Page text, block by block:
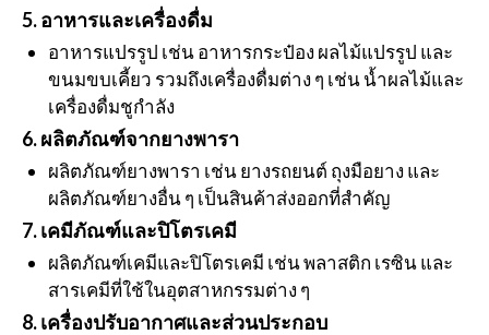
5. อาหารและเครื่องดื่ม
อาหารแปรรูป เช่น อาหารกระป๋อง ผลไม้แปรรูป และ
ขนมขบเคี้ยว รวมถึงเครื่องดื่มต่าง ๆ เช่น น้ำผลไม้และ
เครื่องดื่มชูกำลัง
6. ผลิตภัณฑ์จากยางพารา
ผลิตภัณฑ์ยางพารา เช่น ยางรถยนต์ ถุงมือยาง และ
ผลิตภัณฑ์ยางอื่น ๆ เป็นสินค้าส่งออกที่สำคัญ
7. เคมีภัณฑ์และปิโตรเคมี
ผลิตภัณฑ์เคมีและปิโตรเคมี เช่น พลาสติก เรซิน และ
สารเคมีที่ใช้ในอุตสาหกรรมต่าง ๆ
8. เครื่องปรับอากาศและส่วนประกอบ